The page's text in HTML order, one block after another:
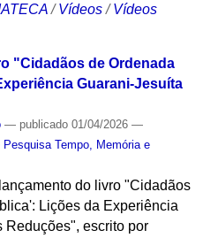
/Vídeos /Vídeos
"Cidadãos de Ordenada
Guarani-Jesuíta
— publicado01/04/2026 —
Pesquisa Tempo, Memória e
do livro "Cidadãos
Lições da Experiência
Reduções", escrito por